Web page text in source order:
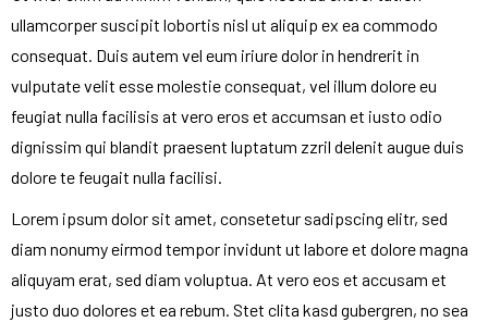
ullamcorper suscipit lobortis nisl ut aliquip ex ea commodo
consequat. Duis autem vel eum iriure dolor in hendrerit in
vulputate velit esse molestie consequat, vel illum dolore eu
feugiat nulla facilisis at vero eros et accumsan et iusto odio
dignissim qui blandit praesent luptatum zzril delenit augue duis
dolore te feugait nulla facilisi.
Lorem ipsum dolor sit amet, consetetur sadipscing elitr, sed
diam nonumy eirmod tempor invidunt ut labore et dolore magna
aliquyam erat, sed diam voluptua. At vero eos et accusam et
justo duo dolores et ea rebum. Stet clita kasd gubergren, no sea